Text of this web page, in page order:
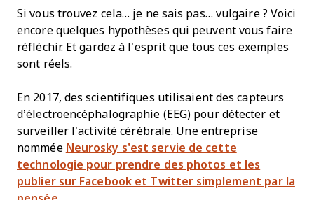
Si vous trouvez cela… je ne sais pas… vulgaire ? Voici
encore quelques hypothèses qui peuvent vous faire
réfléchir. Et gardez à l’esprit que tous ces exemples
sont réels.
En 2017, des scientifiques utilisaient des capteurs
d’électroencéphalographie (EEG) pour détecter et
surveiller l’activité cérébrale. Une entreprise
nommée Neurosky s’est servie de cette
technologie pour prendre des photos et les
publier sur Facebook et Twitter simplement par la